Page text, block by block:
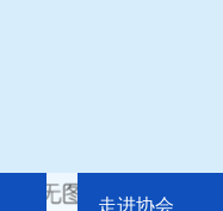
走进协会